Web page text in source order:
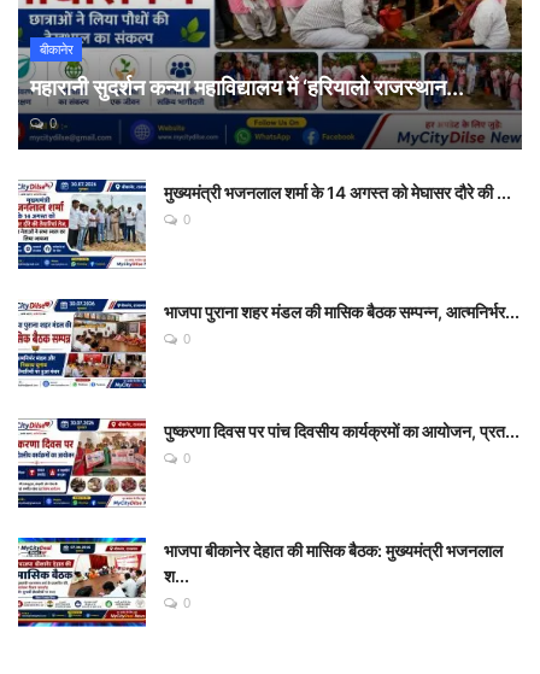
बीकानेर
महारानी सुदर्शन कन्या महाविद्यालय में ‘हरियालो राजस्थान...
0
मुख्यमंत्री भजनलाल शर्मा के 14 अगस्त को मेघासर दौरे की ...
0
भाजपा पुराना शहर मंडल की मासिक बैठक सम्पन्न, आत्मनिर्भर...
0
पुष्करणा दिवस पर पांच दिवसीय कार्यक्रमों का आयोजन, प्रत...
0
भाजपा बीकानेर देहात की मासिक बैठक: मुख्यमंत्री भजनलाल
श...
0